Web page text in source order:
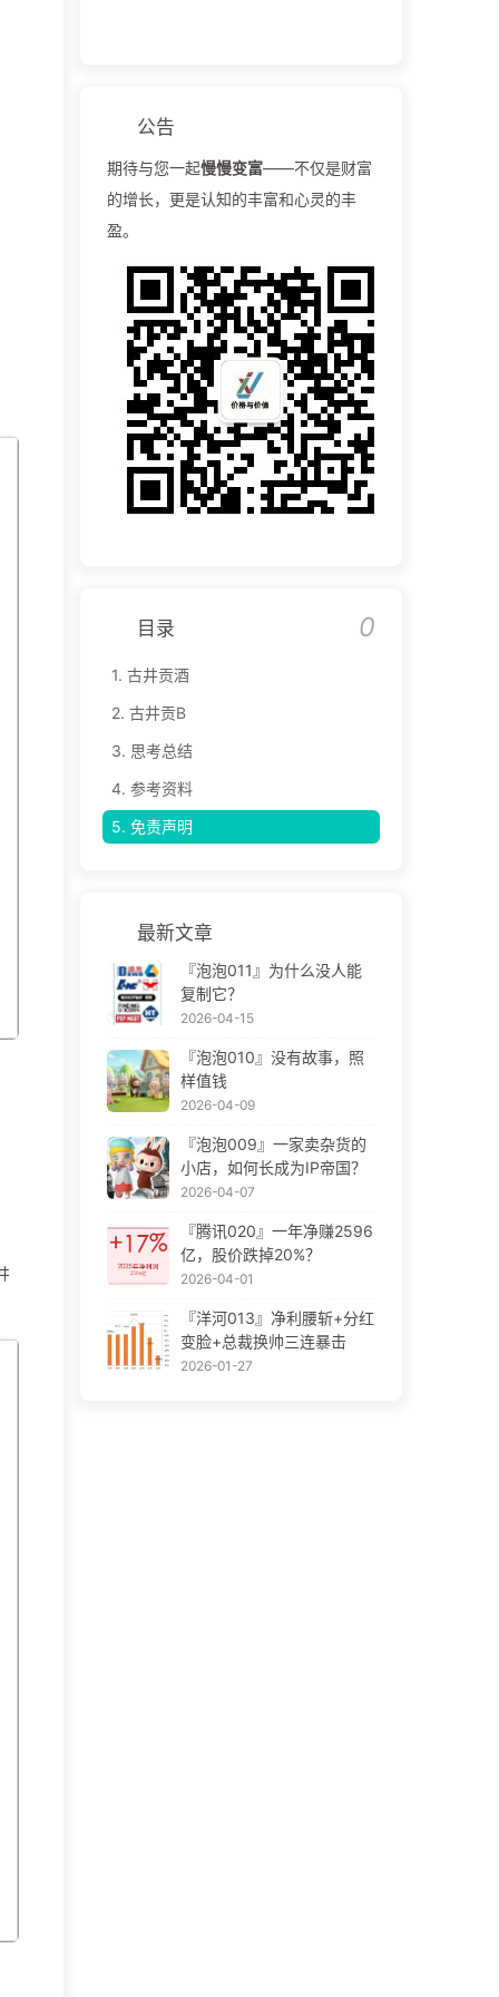
公告
期待与您一起慢慢变富——不仅是财富
的增长，更是认知的丰富和心灵的丰
盈。
目录 0
1. 古井贡酒
2. 古井贡B
3. 思考总结
4. 参考资料
5. 免责声明
最新文章
『泡泡011』为什么没人能
复制它？
2026-04-15
『泡泡010』没有故事，照
样值钱
2026-04-09
『泡泡009』一家卖杂货的
小店，如何长成为IP帝国？
2026-04-07
『腾讯020』一年净赚2596
亿，股价跌掉20%？
2026-04-01
『洋河013』净利腰斩+分红
变脸+总裁换帅三连暴击
2026-01-27